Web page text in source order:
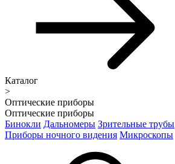
Каталог
>
Оптические приборы
Оптические приборы
Бинокли Дальномеры Зрительные трубы
Приборы ночного видения Микроскопы